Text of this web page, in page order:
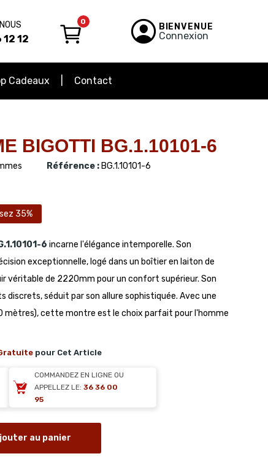
12 12
0 BIENVENUE
Connexion
Cadeaux Contact
BIGOTTI BG.1.10101-6
Référence : BG.1.10101-6
35%
6 incarne l'élégance intemporelle. Son
exceptionnelle, logé dans un boîtier en laiton de
véritable de 2220mm pour un confort supérieur. Son
discrets, séduit par son allure sophistiquée. Avec une
mètres), cette montre est le choix parfait pour l'homme
pour Cet Article
COMMANDEZ EN LIGNE OU
APPELLEZ LE: 36 36 00
95
au panier